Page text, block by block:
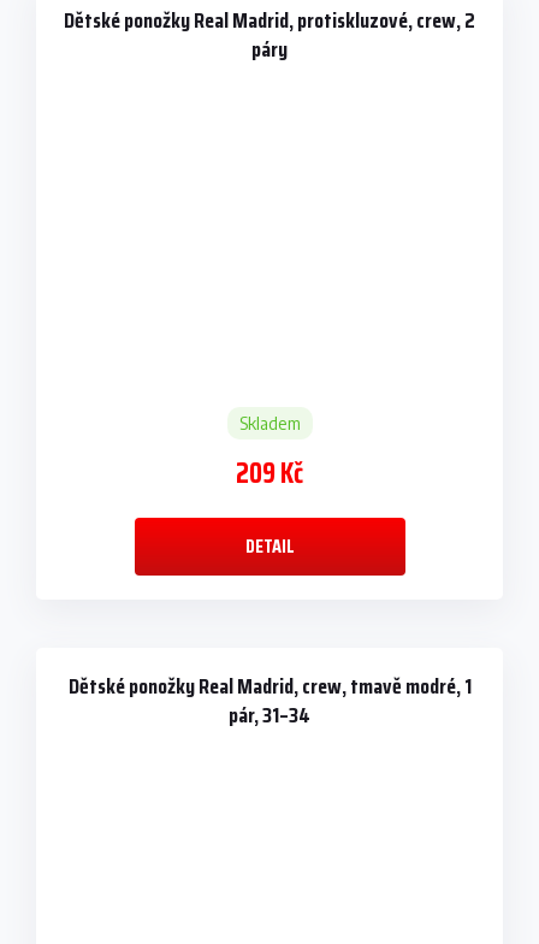
Dětské ponožky Real Madrid, protiskluzové, crew, 2
páry
Skladem
209 Kč
DETAIL
Dětské ponožky Real Madrid, crew, tmavě modré, 1
pár, 31–34